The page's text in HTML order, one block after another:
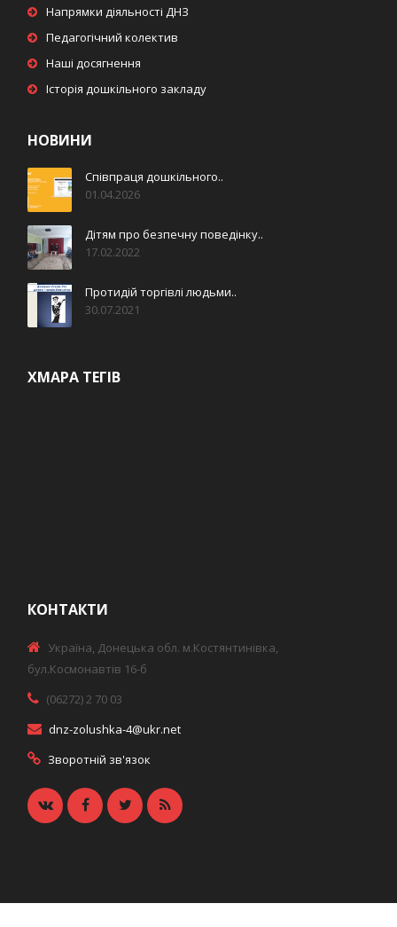
Напрямки діяльності ДНЗ
Педагогічний колектив
Наші досягнення
Історія дошкільного закладу
НОВИНИ
Співпраця дошкільного..
01.04.2026
Дітям про безпечну поведінку..
17.02.2022
Протидій торгівлі людьми..
30.07.2021
ХМАРА ТЕГІВ
КОНТАКТИ
Україна, Донецька обл. м.Костянтинівка,
бул.Космонавтів 16-б
(06272) 2 70 03
dnz-zolushka-4@ukr.net
Зворотній зв'язок